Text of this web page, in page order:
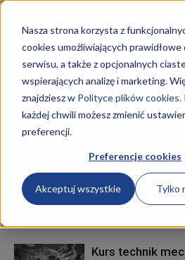
Nasza strona korzysta z
cookies umożliwiających prawidłowe
serwisu, a także z opcjonalnych
wspierających analizę i marketing.
znajdziesz w Polityce plików cookies.
każdej chwili możesz zmienić
preferencji.
Preferencje cookies
Akceptuj wszystkie Tylko
Szkoły
Aktualności
Strona główna Tagi Mechanik
Tag: mechanik
Technik
Kurs technik
MG.20 i MG.44
Kurs technik